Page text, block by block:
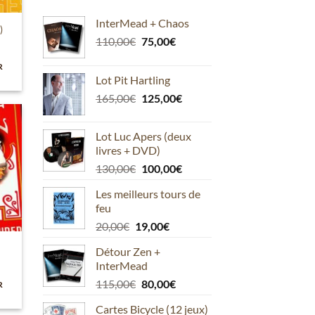
InterMead + Chaos
110,00€ Le
était :
110,00€.
75,00€Le
75,00€.
Lot Pit Hartling
165,00€ Le
était :
165,00€.
125,00€Le
est :
Lot Luc Apers (deux
livres + DVD)
130,00€ Le
initial
130,00€.
100,00€Le
actuel
Les meilleurs tours de
feu
20,00€ Le
initial
était :
20,00€.
19,00€Le
19,00€.
Détour Zen +
InterMead
115,00€ Le
80,00€Le
Cartes Bicycle (12 jeux)